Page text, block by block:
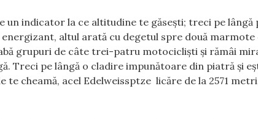
un indicator la ce altitudine te găseşti; treci pe lângă
energizant, altul arată cu degetul spre două marmote
grupuri de câte trei-patru motociclişti şi rămâi
Treci pe lângă o cladire impunătoare din piatră şi
cheamă, acel Edelweissptze licăre de la 2571